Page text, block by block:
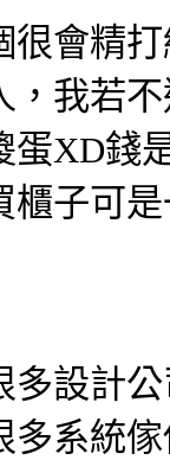
很會精
，我若
蛋XD錢
櫃子可
多設計
多系統